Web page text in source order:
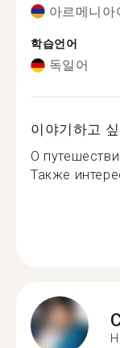
아르메니아
학습언어
독일어
이야기하고
О
Также